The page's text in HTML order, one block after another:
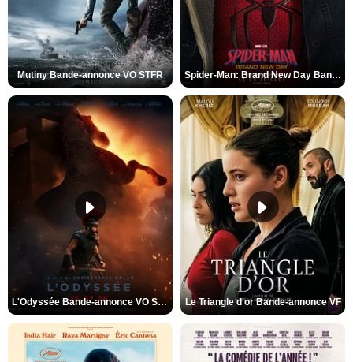
Mutiny Bande-annonce VO STFR Spider-Man: Brand New Day Bande-annonce VO STFR
L'Odyssée Bande-annonce VO STFR Le Triangle d'or Bande-annonce VF